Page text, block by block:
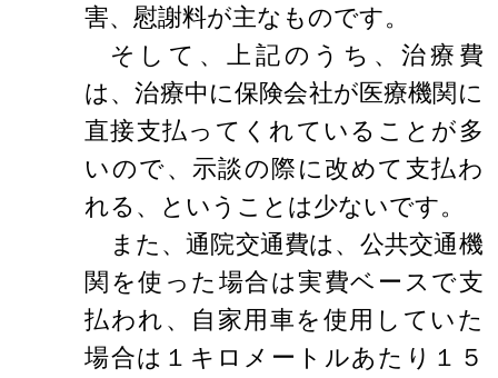
害、慰謝料が主なものです。
そして、上記のうち、治療費
は、治療中に保険会社が医療機関に
直接支払ってくれていることが多
いので、示談の際に改めて支払わ
れる、ということは少ないです。
また、通院交通費は、公共交通機
関を使った場合は実費ベースで支
払われ、自家用車を使用していた
場合は１キロメートルあたり１５